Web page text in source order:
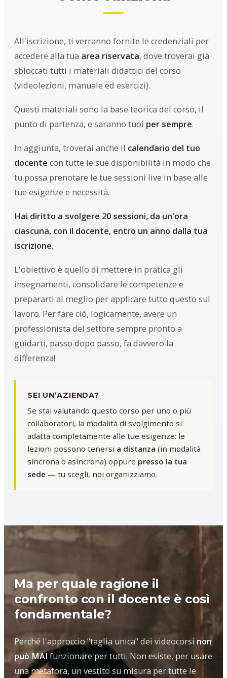
All'iscrizione, ti verranno fornite le credenziali per
accedere alla tua area riservata, dove troverai già
sbloccati tutti i materiali didattici del corso
(videolezioni, manuale ed esercizi).
Questi materiali sono la base teorica del corso, il
punto di partenza, e saranno tuoi per sempre.
In aggiunta, troverai anche il calendario del tuo
docente con tutte le sue disponibilità in modo che
tu possa prenotare le tue sessioni live in base alle
tue esigenze e necessità.
Hai diritto a svolgere 20 sessioni, da un'ora
ciascuna, con il docente, entro un anno dalla tua
iscrizione.
L'obiettivo è quello di mettere in pratica gli
insegnamenti, consolidare le competenze e
prepararti al meglio per applicare tutto questo sul
lavoro. Per fare ciò, logicamente, avere un
professionista del settore sempre pronto a
guidarti, passo dopo passo, fa davvero la
differenza!
SEI UN’AZIENDA?
Se stai valutando questo corso per uno o più
collaboratori, la modalità di svolgimento si
adatta completamente alle tue esigenze: le
lezioni possono tenersi a distanza (in modalità
sincrona o asincrona) oppure presso la tua
sede — tu scegli, noi organizziamo.
Ma per quale ragione il
confronto con il docente è così
fondamentale?
Perché l'approccio "taglia unica" dei videocorsi non
può MAI funzionare per tutti. Non esiste, per usare
una metafora, un vestito su misura per tutte le